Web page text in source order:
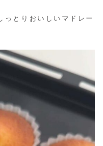
とりおいしいマドレー